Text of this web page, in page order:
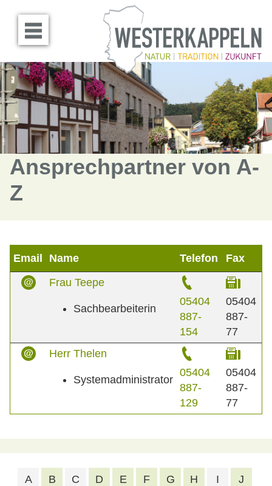
Menü öffnen
Ansprechpartner von A-
Z
Email Name Telefon
Fax
Frau Teepe
Sachbearbeiterin
05404
887-
154
05404
887-
77
Herr Thelen
Systemadministrator
05404
887-
129
05404
887-
77
A B C D E F G H I J